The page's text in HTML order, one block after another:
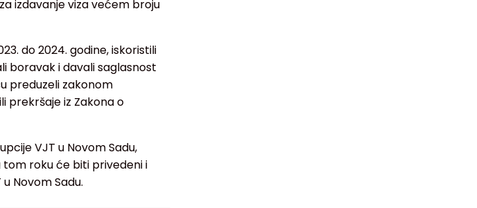
izdavanje viza većem broju
do 2024. godine, iskoristili
boravak i davali saglasnost
preduzeli zakonom
prekršaje iz Zakona o
VJT u Novom Sadu,
roku će biti privedeni i
Novom Sadu.